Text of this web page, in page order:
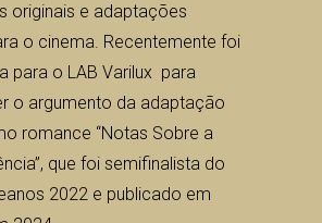
originais e adaptações
o cinema. Recentemente foi
para o LAB Varilux para
o argumento da adaptação
romance “Notas Sobre a
que foi semifinalista do
2022 e publicado em